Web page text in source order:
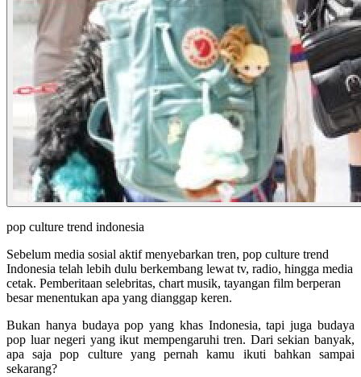
pop culture trend indonesia
Sebelum media sosial aktif menyebarkan tren, pop culture trend
Indonesia telah lebih dulu berkembang lewat tv, radio, hingga media
cetak. Pemberitaan selebritas, chart musik, tayangan film berperan
besar menentukan apa yang dianggap keren.
Bukan hanya budaya pop yang khas Indonesia, tapi juga budaya
pop luar negeri yang ikut mempengaruhi tren. Dari sekian banyak,
apa saja pop culture yang pernah kamu ikuti bahkan sampai
sekarang?